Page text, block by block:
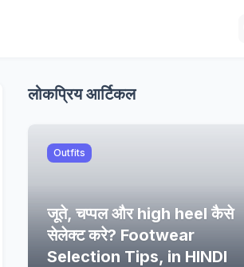
लोकप्रिय आर्टिकल
Outfits
जूते, चप्पल और high heel कैसे
सेलेक्ट करे? Footwear
Selection Tips, in HINDI